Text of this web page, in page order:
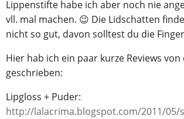
Lippenstifte habe ich aber noch nie
vll. mal machen. 😉 Die Lidschatten
nicht so gut, davon solltest du die
Hier hab ich ein paar kurze Reviews
geschrieben:
Lipgloss + Puder:
http://lalacrima.blogspot.com/2011/05/